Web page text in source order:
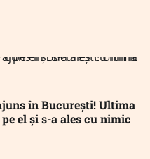
în București! Ultima
el și s-a ales cu nimic